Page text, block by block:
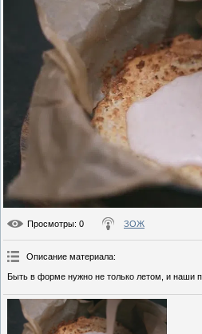
Просмотры: 0 ЗОЖ
Описание материала:
Быть в форме нужно не только летом, и наши